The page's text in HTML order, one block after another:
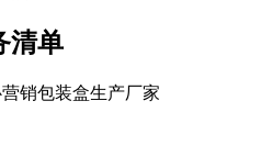
清单
销包装盒生产厂家